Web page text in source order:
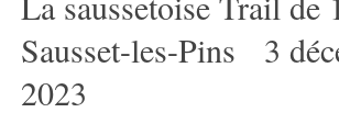
Sausset-les-Pins 3
2023